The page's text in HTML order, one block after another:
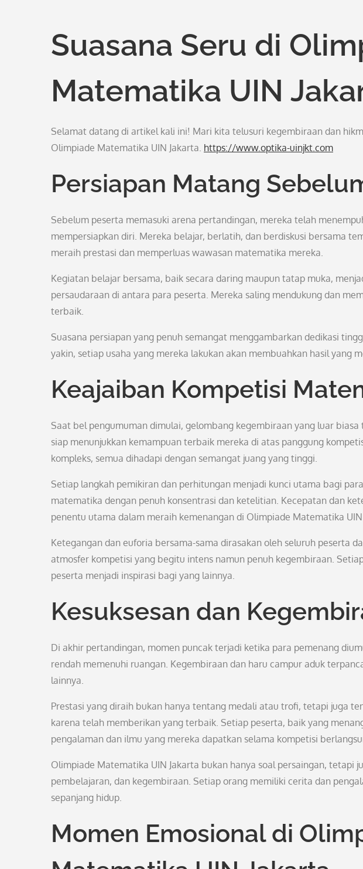
Suasana Seru di
Matematika UIN
Selamat datang di artikel kali ini! Mari kita telusuri kegembiraan dan
Olimpiade Matematika UIN Jakarta. https://www.optika-uinjkt.com
Persiapan Matang
Sebelum peserta memasuki arena pertandingan, mereka telah
mempersiapkan diri. Mereka belajar, berlatih, dan berdiskusi bersama
meraih prestasi dan memperluas wawasan matematika mereka.
Kegiatan belajar bersama, baik secara daring maupun tatap muka,
persaudaraan di antara para peserta. Mereka saling mendukung dan
terbaik.
Suasana persiapan yang penuh semangat menggambarkan dedikasi
yakin, setiap usaha yang mereka lakukan akan membuahkan hasil yang
Keajaiban Kompetisi
Saat bel pengumuman dimulai, gelombang kegembiraan yang luar
siap menunjukkan kemampuan terbaik mereka di atas panggung
kompleks, semua dihadapi dengan semangat juang yang tinggi.
Setiap langkah pemikiran dan perhitungan menjadi kunci utama bagi
matematika dengan penuh konsentrasi dan ketelitian. Kecepatan dan
penentu utama dalam meraih kemenangan di Olimpiade Matematika UIN
Ketegangan dan euforia bersama-sama dirasakan oleh seluruh peserta
atmosfer kompetisi yang begitu intens namun penuh kegembiraan.
peserta menjadi inspirasi bagi yang lainnya.
Kesuksesan dan
Di akhir pertandingan, momen puncak terjadi ketika para pemenang
rendah memenuhi ruangan. Kegembiraan dan haru campur aduk
lainnya.
Prestasi yang diraih bukan hanya tentang medali atau trofi, tetapi juga
karena telah memberikan yang terbaik. Setiap peserta, baik yang
pengalaman dan ilmu yang mereka dapatkan selama kompetisi
Olimpiade Matematika UIN Jakarta bukan hanya soal persaingan, tetapi
pembelajaran, dan kegembiraan. Setiap orang memiliki cerita dan
sepanjang hidup.
Momen Emosional di